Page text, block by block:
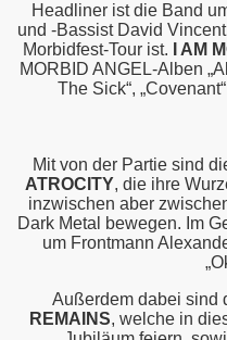
Headliner ist die Band
und -Bassist David
Morbidfest-Tour ist.
I AM
MORBID ANGEL-Alben
The Sick“,
Mit von der Partie sind
ATROCITY, die ihre
inzwischen aber
Dark Metal bewegen. Im
um Frontmann
Außerdem dabei sind
REMAINS, welche in